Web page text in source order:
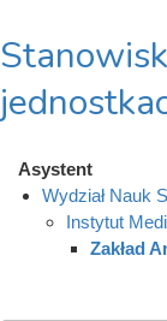
Asystent
Wydział Nauk
Instytut
Zakład